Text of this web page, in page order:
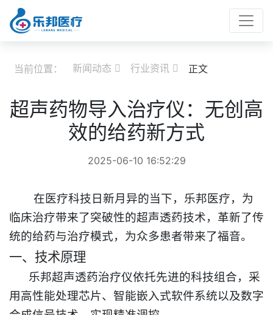
当前位置： 新闻动态  行业资讯  正文
超声药物导入治疗仪：无创高
效的给药新方式
2025-06-10 16:52:29
在医疗科技日新月异的当下，乐邦医疗，为
临床治疗带来了突破性的超声透药技术，革新了传
统的给药与治疗模式，为众多患者带来了福音。​
一、技术原理
乐邦超声透药治疗仪依托先进的科技组合，采
用高性能处理芯片、智能嵌入式软件系统以及数字